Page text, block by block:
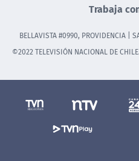
Trabaja
BELLAVISTA #0990, PROVIDENCIA |
©2022 TELEVISIÓN NACIONAL DE